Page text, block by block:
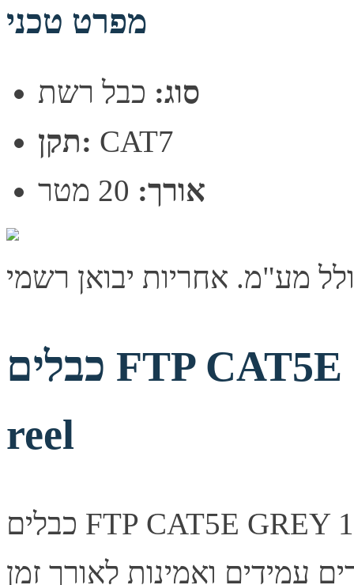
מפרט טכני
סוג: כבל רשת
תקן: CAT7
אורך:
כבלים FTP CAT5E GREY 100M plastic
reel
כבלים FTP CAT5E GREY 100M plastic reel. איכות שידור